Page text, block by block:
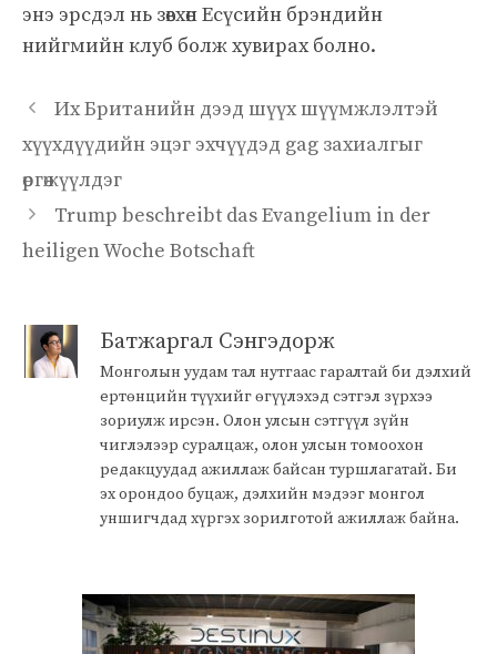
энэ эрсдэл нь зөвхөн Есүсийн брэндийн
нийгмийн клуб болж хувирах болно.
Их Британийн дээд шүүх шүүмжлэлтэй
хүүхдүүдийн эцэг эхчүүдэд gag захиалгыг
өргөжүүлдэг
Trump beschreibt das Evangelium in der
heiligen Woche Botschaft
Батжаргал Сэнгэдорж
Монголын уудам тал нутгаас гаралтай би дэлхий
ертөнцийн түүхийг өгүүлэхэд сэтгэл зүрхээ
зориулж ирсэн. Олон улсын сэтгүүл зүйн
чиглэлээр суралцаж, олон улсын томоохон
редакцуудад ажиллаж байсан туршлагатай. Би
эх орондоо буцаж, дэлхийн мэдээг монгол
уншигчдад хүргэх зорилготой ажиллаж байна.